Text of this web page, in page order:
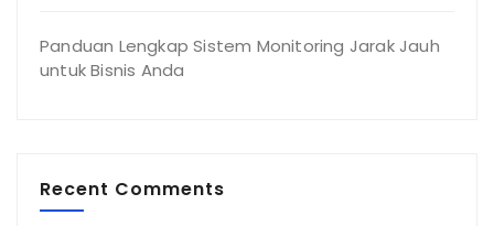
Panduan Lengkap Sistem Monitoring Jarak Jauh
untuk Bisnis Anda
Recent Comments